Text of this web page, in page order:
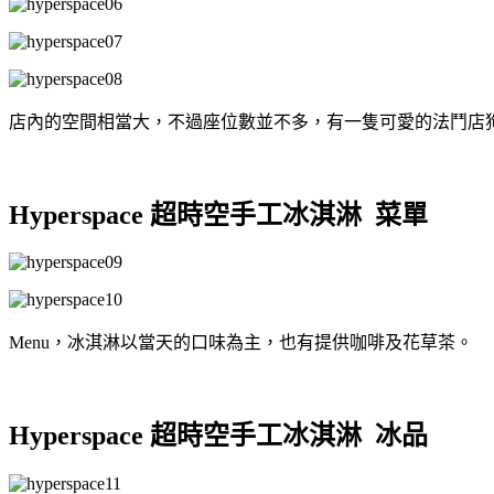
店內的空間相當大，不過座位數並不多，有一隻可愛的法鬥店
Hyperspace 超時空手工冰淇淋 菜單
Menu，冰淇淋以當天的口味為主，也有提供咖啡及花草茶。
Hyperspace 超時空手工冰淇淋 冰品